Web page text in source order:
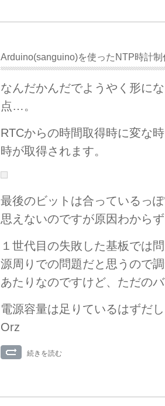
Arduino(sanguino)を使ったNTP時計
なんだかんだでようやく形に
点…。
RTCからの時間取得時に変な
時が取得されます。
最後のビットは合っているっ
思えないのですが原因わから
１世代目の失敗した基板では
源周りでの問題だと思うので
あたりなのですけど、ただの
電源容量は足りているはずだ
Orz
続きを読む